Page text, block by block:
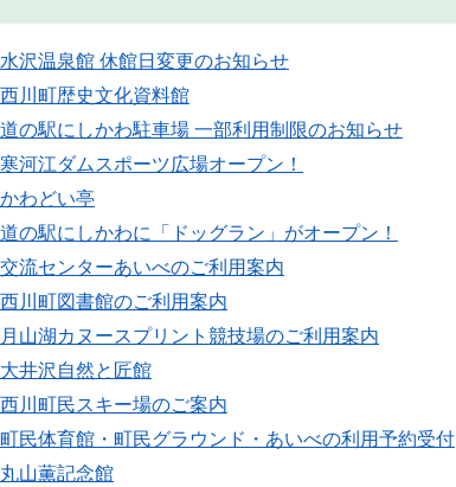
水沢温泉館 休館日変更のお知らせ
西川町歴史文化資料館
道の駅にしかわ駐車場 一部利用制限のお知らせ
寒河江ダムスポーツ広場オープン！
かわどい亭
道の駅にしかわに「ドッグラン」がオープン！
交流センターあいべのご利用案内
西川町図書館のご利用案内
月山湖カヌースプリント競技場のご利用案内
大井沢自然と匠館
西川町民スキー場のご案内
町民体育館・町民グラウンド・あいべの利用予約受付
丸山薫記念館